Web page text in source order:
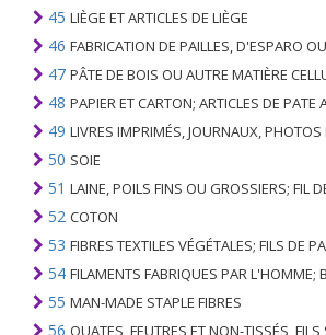
45 LIÈGE ET ARTICLES DE LIÈGE
46 FABRICATION DE PAILLES, D'ESPARO OU D'AUTRES MATÉRIAUX DE
47 PÂTE DE BOIS OU AUTRE MATIÈRE CELLULOSIQUE FIBREUSE; PAPIER OU
48 PAPIER ET CARTON; ARTICLES DE PATE A PAPIER,
49 LIVRES IMPRIMÉS, JOURNAUX, PHOTOS ET AUTRES PRODUITS DE L'INDUSTRIE DE
50 SOIE
51 LAINE, POILS FINS OU GROSSIERS; FIL DE
52 COTON
53 FIBRES TEXTILES VÉGÉTALES; FILS DE PAPIER ET
54 FILAMENTS FABRIQUES PAR L'HOMME; BANDES ET SIMILAIRES DE
55 MAN-MADE STAPLE FIBRES
56 OUATES, FEUTRES ET NON-TISSÉS, FILS SPÉCIAUX; FICELLES, CORDES,